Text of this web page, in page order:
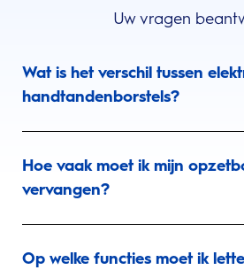
Uw vragen
Wat is het verschil tussen
handtandenborstels?
Hoe vaak moet ik mijn
vervangen?
Op welke functies moet ik